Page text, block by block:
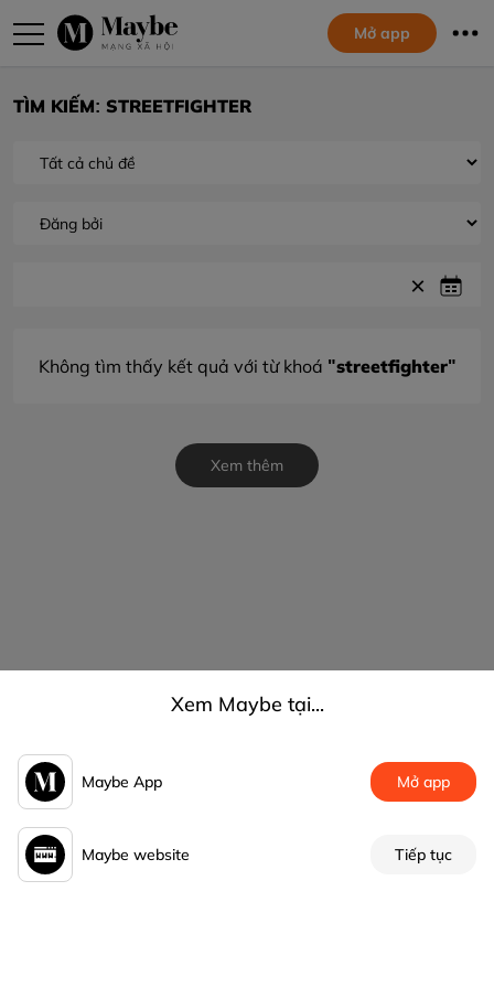
Mở app
TÌM KIẾM: STREETFIGHTER
Không tìm thấy kết quả với từ khoá "streetfighter"
Xem thêm
Xem Maybe tại...
Maybe App Mở app
Maybe website Tiếp tục